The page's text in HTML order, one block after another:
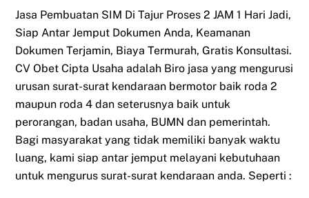
Jasa Pembuatan SIM Di Tajur Proses 2 JAM 1 Hari Jadi,
Siap Antar Jemput Dokumen Anda, Keamanan
Dokumen Terjamin, Biaya Termurah, Gratis Konsultasi.
CV Obet Cipta Usaha adalah Biro jasa yang mengurusi
urusan surat-surat kendaraan bermotor baik roda 2
maupun roda 4 dan seterusnya baik untuk
perorangan, badan usaha, BUMN dan pemerintah.
Bagi masyarakat yang tidak memiliki banyak waktu
luang, kami siap antar jemput melayani kebutuhaan
untuk mengurus surat-surat kendaraan anda. Seperti :